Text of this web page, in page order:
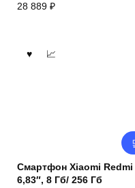
28 889 ₽
Смартфон Xiaomi Redmi
6,83″, 8 Гб/ 256 Гб